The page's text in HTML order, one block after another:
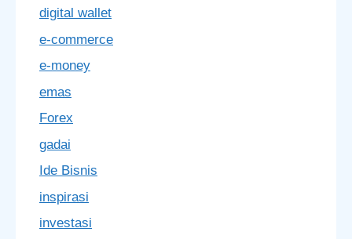
digital wallet
e-commerce
e-money
emas
Forex
gadai
Ide Bisnis
inspirasi
investasi